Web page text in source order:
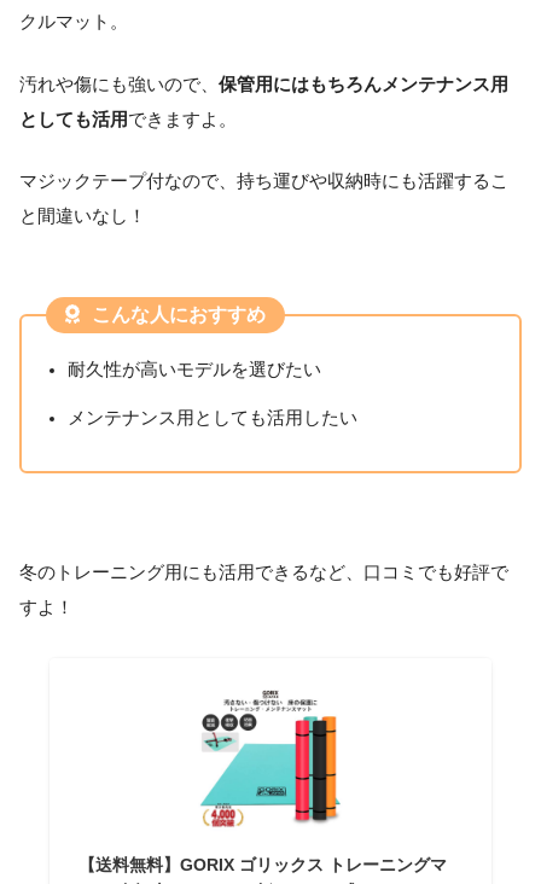
クルマット。
汚れや傷にも強いので、 保管用にはもちろんメンテナンス用
としても活用できますよ。
マジックテープ付なので、持ち運びや収納時にも活躍するこ
と間違いなし！
こんな人におすすめ
耐久性が高いモデルを選びたい
メンテナンス用としても活用したい
冬のトレーニング用にも活用できるなど、口コミでも好評で
すよ！
【送料無料】GORIX ゴリックス トレーニングマ